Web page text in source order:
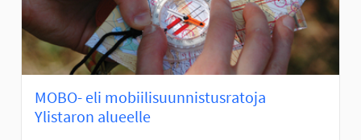
MOBO- eli mobiilisuunnistusratoja
Ylistaron alueelle